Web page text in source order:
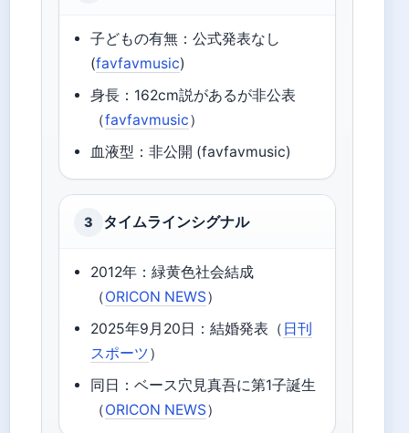
子どもの有無：公式発表なし
(favfavmusic)
身長：162cm説があるが非公表
（favfavmusic）
血液型：非公開 (favfavmusic)
3 タイムラインシグナル
2012年：緑黄色社会結成
（ORICON NEWS）
2025年9月20日：結婚発表（ 日刊
スポーツ）
同日：ベース穴見真吾に第1子誕生
（ORICON NEWS）